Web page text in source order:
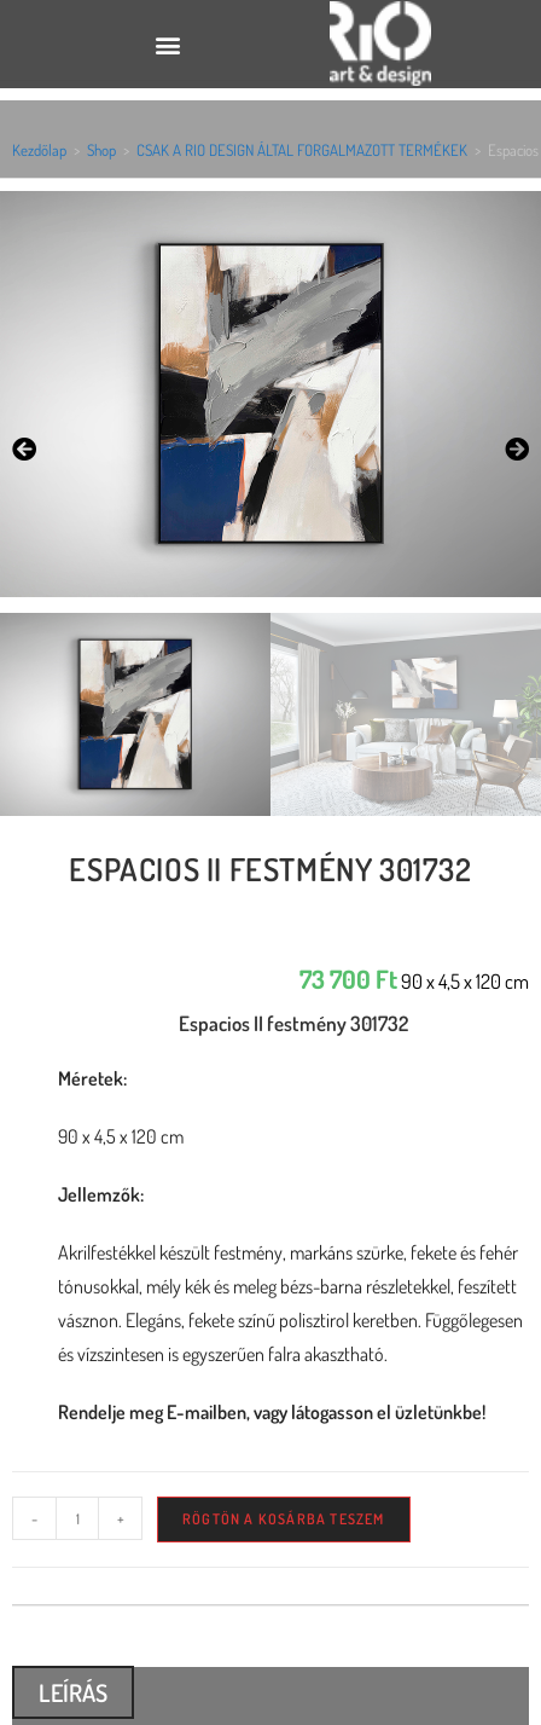
Kezdőlap > Shop > CSAK A RIO DESIGN ÁLTAL FORGALMAZOTT TERMÉKEK >
ESPACIOS II FESTMÉNY 301732
73 700 Ft90 x 4,5 x 120 cm
Espacios II festmény 301732
Méretek:
90 x 4,5 x 120 cm
Jellemzők:
Akrilfestékkel készült festmény, markáns szürke, fekete és fehér
tónusokkal, mély kék és meleg bézs-barna részletekkel, feszített
vásznon. Elegáns, fekete színű polisztirol keretben. Függőlegesen
és vízszintesen is egyszerűen falra akasztható.
Rendelje meg E-mailben, vagy látogasson el üzletünkbe!
- + RÖGTÖN A KOSÁRBA TESZEM
LEÍRÁS